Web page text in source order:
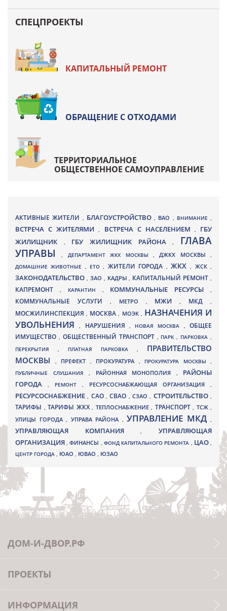
СПЕЦПРОЕКТЫ
КАПИТАЛЬНЫЙ РЕМОНТ
ОБРАЩЕНИЕ С ОТХОДАМИ
ТЕРРИТОРИАЛЬНОЕ
ОБЩЕСТВЕННОЕ САМОУПРАВЛЕНИЕ
АКТИВНЫЕ ЖИТЕЛИ , БЛАГОУСТРОЙСТВО , ВАО , ВНИМАНИЕ ,
ВСТРЕЧА С ЖИТЕЛЯМИ, ВСТРЕЧА С НАСЕЛЕНИЕМ , ГБУ
ЖИЛИЩНИК
, ГБУ ЖИЛИЩНИК РАЙОНА, ГЛАВА
УПРАВЫ, ДЕПАРТАМЕНТ ЖКХ МОСКВЫ ,ДЖКХ МОСКВЫ ,
ДОМАШНИЕ ЖИВОТНЫЕ , ЕТО, ЖИТЕЛИ ГОРОДА , ЖКХ, ЖСК,
ЗАКОНОДАТЕЛЬСТВО , ЗАО , КАДРЫ, КАПИТАЛЬНЫЙ РЕМОНТ ,
КАПРЕМОНТ , КАРАНТИН , КОММУНАЛЬНЫЕ РЕСУРСЫ,
КОММУНАЛЬНЫЕ УСЛУГИ , МЕТРО , МЖИ, МКД ,
МОСЖИЛИНСПЕКЦИЯ, МОСКВА , МОЭК , НАЗНАЧЕНИЯ И
УВОЛЬНЕНИЯ, НАРУШЕНИЯ , НОВАЯ МОСКВА ,ОБЩЕЕ
ИМУЩЕСТВО , ОБЩЕСТВЕННЫЙ ТРАНСПОРТ , ПАРК, ПАРКОВКА ,
ПЕРЕКРЫТИЯ , ПЛАТНАЯ ПАРКОВКА , ПРАВИТЕЛЬСТВО
МОСКВЫ
, ПРЕФЕКТ , ПРОКУРАТУРА , ПРОКУРАТУРА МОСКВЫ ,
ПУБЛИЧНЫЕ СЛУШАНИЯ , РАЙОННАЯ МОНОПОЛИЯ , РАЙОНЫ
ГОРОДА
, РЕМОНТ , РЕСУРСОСНАБЖАЮЩАЯ ОРГАНИЗАЦИЯ ,
РЕСУРСОСНАБЖЕНИЕ, САО,СВАО ,СЗАО, СТРОИТЕЛЬСТВО,
ТАРИФЫ , ТАРИФЫ ЖКХ , ТЕПЛОСНАБЖЕНИЕ , ТРАНСПОРТ , ТСЖ ,
УЛИЦЫ ГОРОДА , УПРАВА РАЙОНА , УПРАВЛЕНИЕ МКД ,
УПРАВЛЯЮЩАЯ КОМПАНИЯ,УПРАВЛЯЮЩАЯ
ОРГАНИЗАЦИЯ,ФИНАНСЫ , ФОНД КАПИТАЛЬНОГО РЕМОНТА , ЦАО,
ЦЕНТР ГОРОДА , ЮАО , ЮВАО , ЮЗАО
ДОМ-И-ДВОР.РФ
ПРОЕКТЫ
ИНФОРМАЦИЯ